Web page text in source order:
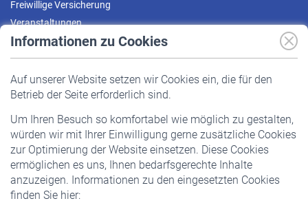
Informationen zu Cookies
Auf unserer Website setzen wir Cookies ein, die für den
Betrieb der Seite erforderlich sind.
Um Ihren Besuch so komfortabel wie möglich zu gestalten,
würden wir mit Ihrer Einwilligung gerne zusätzliche Cookies
zur Optimierung der Website einsetzen. Diese Cookies
ermöglichen es uns, Ihnen bedarfsgerechte Inhalte
anzuzeigen. Informationen zu den eingesetzten Cookies
finden Sie hier:
Freiwillige Versicherung
Veranstaltungen
Pflichtversicherung
Staatliche Förderung
Veranstaltungen
Rentner
Rentenbeginn